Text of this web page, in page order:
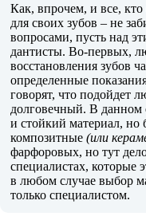
Как, впрочем, и все,
для своих зубов – не
вопросами, пусть над
дантисты. Во-первых,
восстановления зубов
определенные
говорят, что подойдет
долговечный. В данном
и стойкий материал, но
композитные(или
фарфоровых, но тут
специалистах, которые
в любом случае выбор
только специалистом.